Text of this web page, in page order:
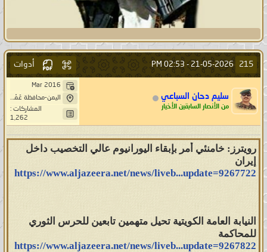
215
21-05-2026 -
02:53 PM أدوات
سليم دحان السباعي
من الأنصار السابقين الأخيار
Mar 2016
اليمن-محافظة عَمْرَانْ-بَنِيْ صُرَيْمْ- خِيَارْ حَاشد
المشاركات :
1,262
رويترز: خامنئي أمر بإبقاء اليورانيوم عالي التخصيب داخل
إيران
https://www.aljazeera.net/news/liveb...update=9267722
النيابة العامة الكويتية تحيل متهمين تابعين للحرس الثوري
للمحاكمة
https://www.aljazeera.net/news/liveb...update=9267822